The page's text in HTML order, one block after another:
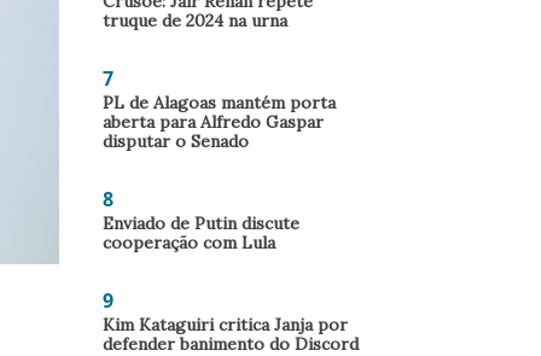
truque de 2024 na urna
7
PL de Alagoas mantém porta
aberta para Alfredo Gaspar
disputar o Senado
8
Enviado de Putin discute
cooperação com Lula
9
Kim Kataguiri critica Janja por
defender banimento do Discord